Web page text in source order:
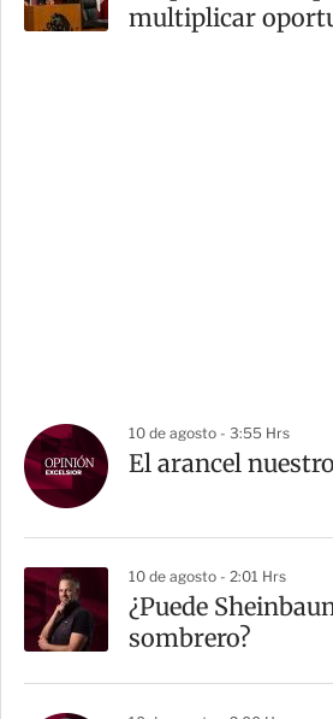
multiplicar
10 de agosto - 3:55 Hrs
El arancel
10 de agosto - 2:01 Hrs
¿Puede
sombrero?